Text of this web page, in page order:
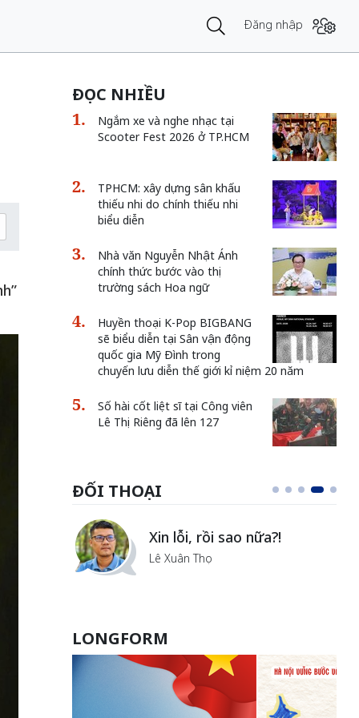
Đăng nhập
ĐỌC NHIỀU
Ngắm xe và nghe nhạc tại
Scooter Fest 2026 ở TP.HCM
TPHCM: xây dựng sân khấu
thiếu nhi do chính thiếu nhi
biểu diễn
Nhà văn Nguyễn Nhật Ánh
chính thức bước vào thị
trường sách Hoa ngữ
Huyền thoại K-Pop BIGBANG
sẽ biểu diễn tại Sân vận động
quốc gia Mỹ Đình trong
chuyến lưu diễn thế giới kỉ niệm 20 năm
Số hài cốt liệt sĩ tại Công viên
Lê Thị Riêng đã lên 127
ĐỐI THOẠI
Xin lỗi, rồi sao nữa?!
Lê Xuân Thọ
LONGFORM